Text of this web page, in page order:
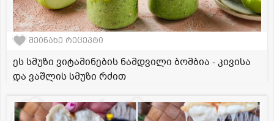
შეინახე რეცეპტი
ეს სმუზი ვიტამინების ნამდვილი ბომბია - კივისა
და ვაშლის სმუზი რძით